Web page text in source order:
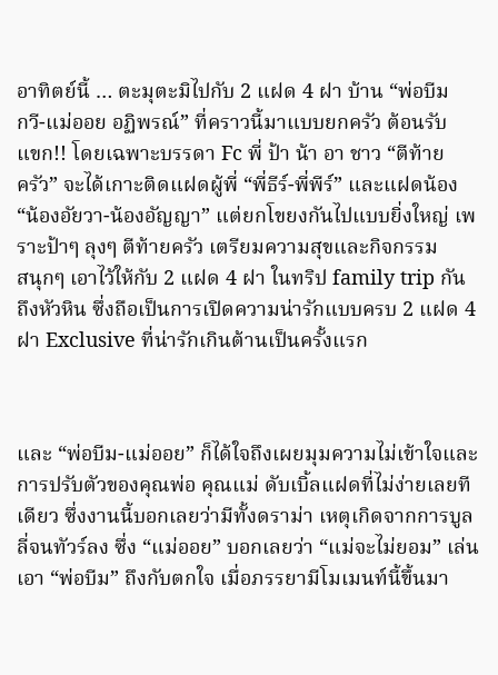
อาทิตย์นี้ … ตะมุตะมิไปกับ 2 แฝด 4 ฝา บ้าน “พ่อบีม
กวี-แม่ออย อฏิพรณ์” ที่คราวนี้มาแบบยกครัว ต้อนรับ
แขก!! โดยเฉพาะบรรดา Fc พี่ ป้า น้า อา ชาว “ตีท้าย
ครัว” จะได้เกาะติดแฝดผู้พี่ “พี่ธีร์-พี่พีร์” และแฝดน้อง
“น้องอัยวา-น้องอัญญา” แต่ยกโขยงกันไปแบบยิ่งใหญ่ เพ
ราะป้าๆ ลุงๆ ตีท้ายครัว เตรียมความสุขและกิจกรรม
สนุกๆ เอาไว้ให้กับ 2 แฝด 4 ฝา ในทริป family trip กัน
ถึงหัวหิน ซึ่งถือเป็นการเปิดความน่ารักแบบครบ 2 แฝด 4
ฝา Exclusive ที่น่ารักเกินต้านเป็นครั้งแรก
และ “พ่อบีม-แม่ออย” ก็ได้ใจถึงเผยมุมความไม่เข้าใจและ
การปรับตัวของคุณพ่อ คุณแม่ ดับเบิ้ลแฝดที่ไม่ง่ายเลยที
เดียว ซึ่งงานนี้บอกเลยว่ามีทั้งดราม่า เหตุเกิดจากการบูล
ลี่จนทัวร์ลง ซึ่ง “แม่ออย” บอกเลยว่า “แม่จะไม่ยอม” เล่น
เอา “พ่อบีม” ถึงกับตกใจ เมื่อภรรยามีโมเมนท์นี้ขึ้นมา